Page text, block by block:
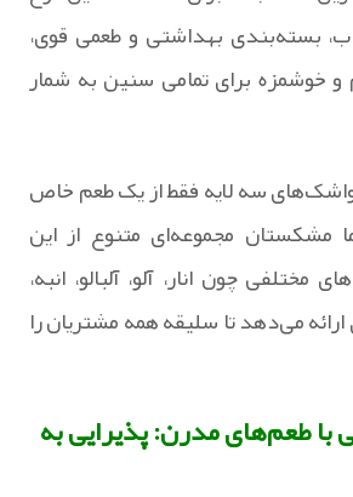
بسته‌بندی بهداشتی و طعمی قوی،
خوشمزه برای تمامی سنین به شمار
سه لایه فقط از یک طعم خاص
مشکستان مجموعه‌ای متنوع از این
مختلفی چون انار، آلو، آلبالو، انبه،
می‌دهد تا سلیقه همه مشتریان را
طعم‌های مدرن: پذیرایی به